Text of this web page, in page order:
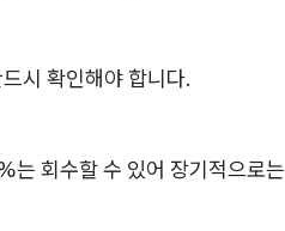
시 확인해야 합니다.
회수할 수 있어 장기적으로는